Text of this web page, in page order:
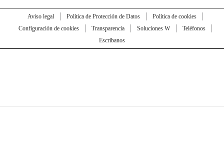
Aviso legal Política de Protección de Datos
Política de cookies
Configuración de cookies
Transparencia Soluciones W
Teléfonos
Escríbanos